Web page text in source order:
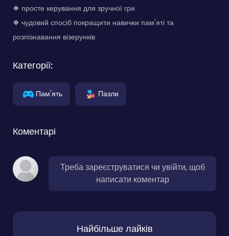
❖ просте керування для зручної гри
❖ чудовий спосіб покращити навички пам'яті та
розпізнавання візерунків
Категорії:
Пам'ять Пазли
Коментарі
Треба зареєструватися чи увійти, щоб
написати коментар
Найбільше лайків